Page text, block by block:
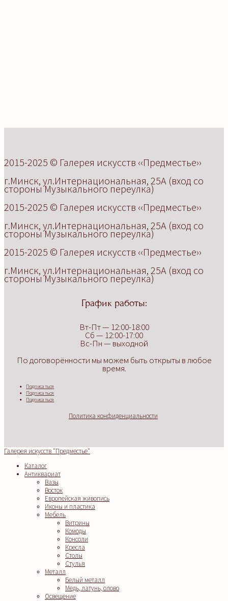
2015-2025 © Галерея искусств ‹‹Предместье››
г.Минск, ул.Интернациональная, 25А (вход со
стороны Музыкального переулка)
2015-2025 © Галерея искусств ‹‹Предместье››
г.Минск, ул.Интернациональная, 25А (вход со
стороны Музыкального переулка)
2015-2025 © Галерея искусств ‹‹Предместье››
г.Минск, ул.Интернациональная, 25А (вход со
стороны Музыкального переулка)
График работы:
Вт-Пт — 12:00-18:00
Сб — 12:00-17:00
Вс-Пн — выходной
По договорённости мы можем быть открыты в любое
время.
Подписаться
Подписаться
Подписаться
Политика конфиденциальности
Галерея искусств "Предместье"
Каталог
Антиквариат
Вазы
Восток
Европейская живопись
Иконы и пластика
Мебель
Витрины
Комоды
Консоли
Кресла
Столы
Стулья
Металл
Белый металл
Медь, латунь, олово
Освещение